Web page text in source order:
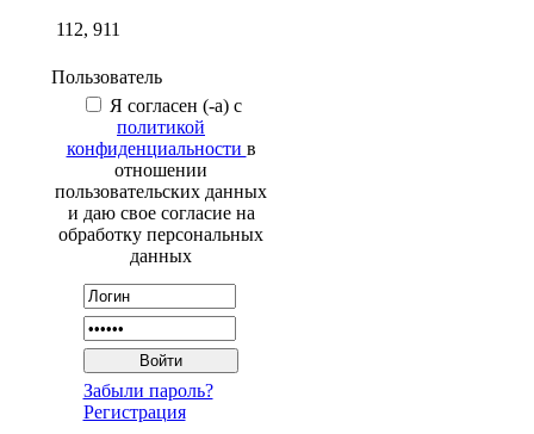
112, 911
Пользователь
Я согласен (-а) с
политикой
конфиденциальности в
отношении
пользовательских данных
и даю свое согласие на
обработку персональных
данных
Забыли пароль?
Регистрация